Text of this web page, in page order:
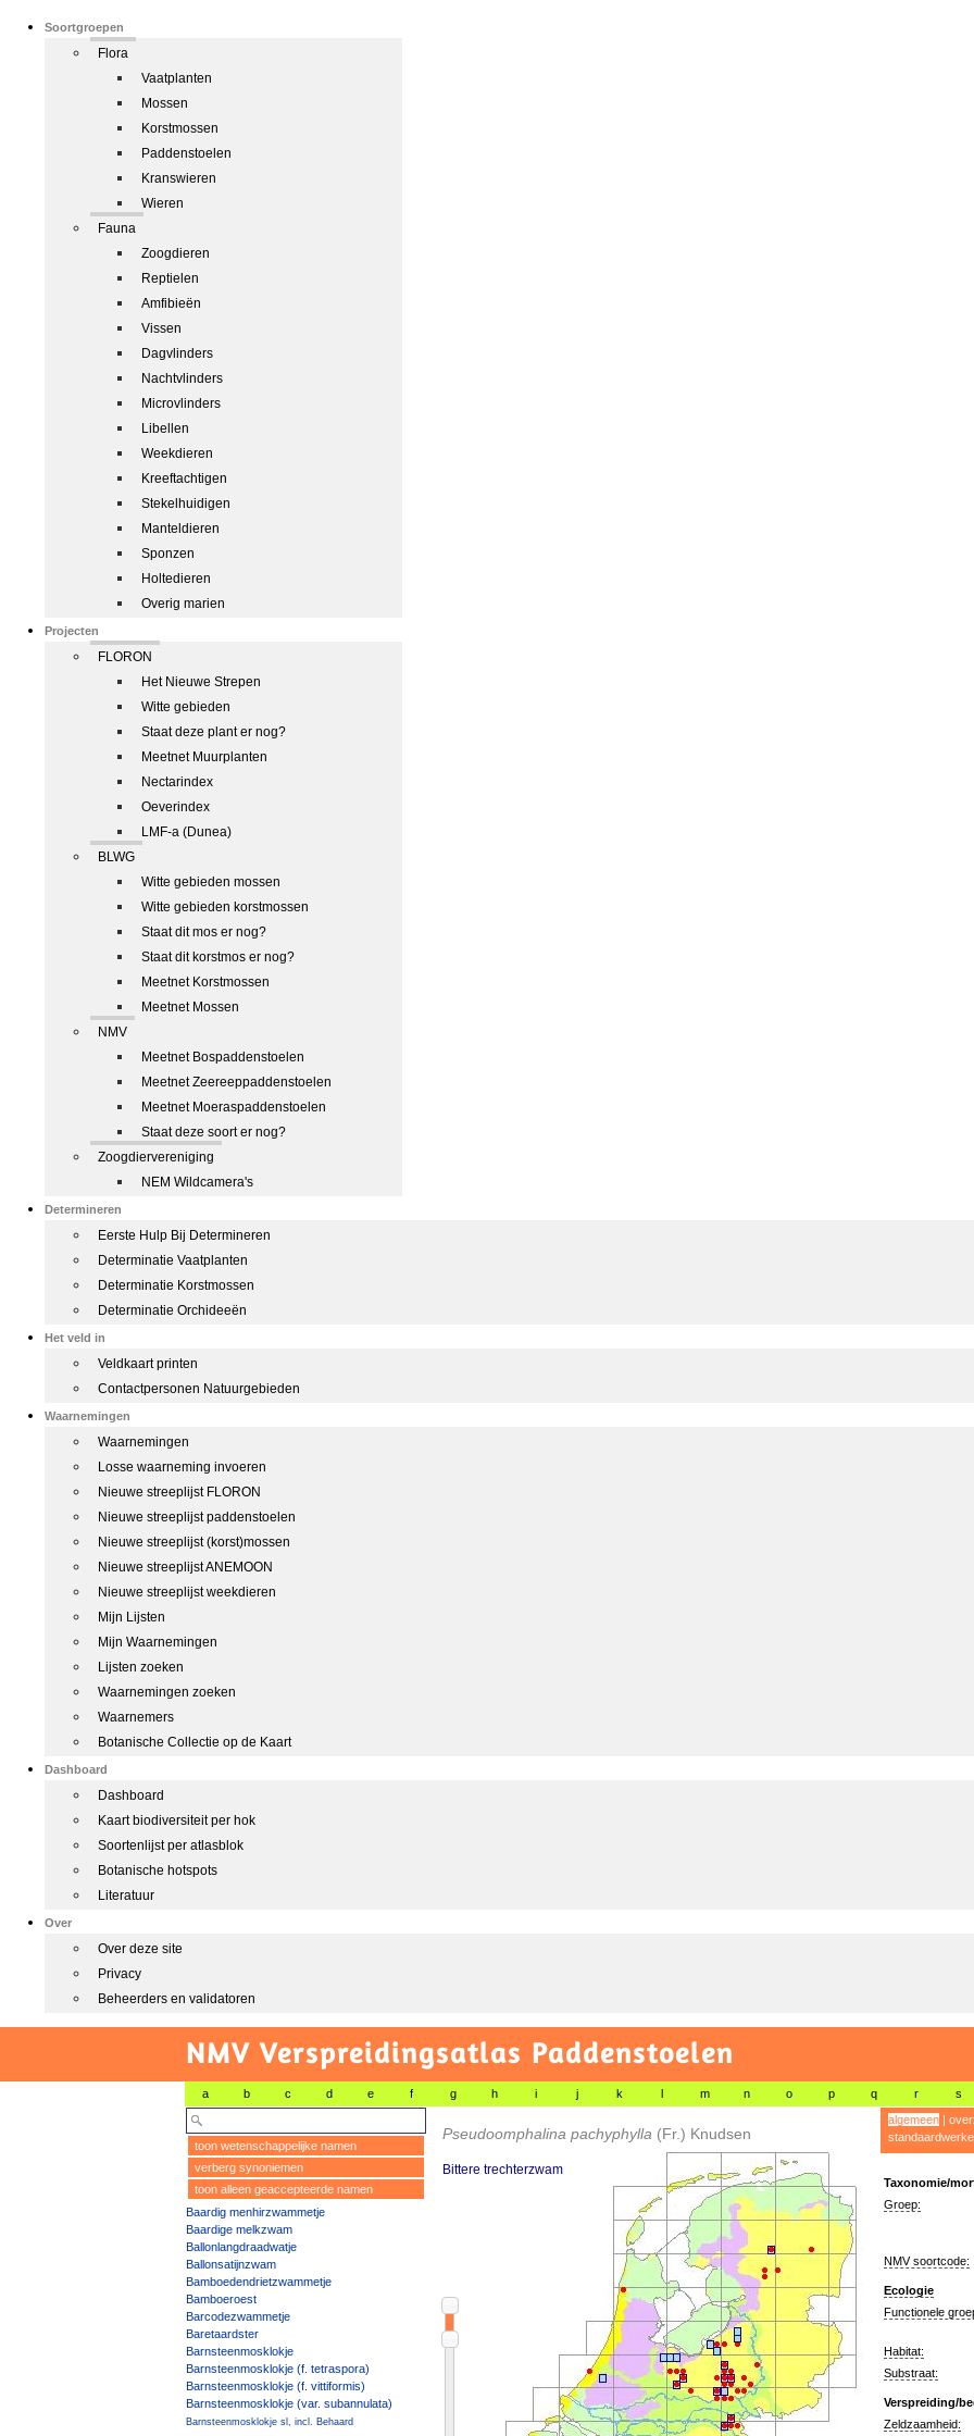
Soortgroepen
Flora
Vaatplanten
Mossen
Korstmossen
Paddenstoelen
Kranswieren
Wieren
Fauna
Zoogdieren
Reptielen
Amfibieën
Vissen
Dagvlinders
Nachtvlinders
Microvlinders
Libellen
Weekdieren
Kreeftachtigen
Stekelhuidigen
Manteldieren
Sponzen
Holtedieren
Overig marien
Projecten
FLORON
Het Nieuwe Strepen
Witte gebieden
Staat deze plant er nog?
Meetnet Muurplanten
Nectarindex
Oeverindex
LMF-a (Dunea)
BLWG
Witte gebieden mossen
Witte gebieden korstmossen
Staat dit mos er nog?
Staat dit korstmos er nog?
Meetnet Korstmossen
Meetnet Mossen
NMV
Meetnet Bospaddenstoelen
Meetnet Zeereeppaddenstoelen
Meetnet Moeraspaddenstoelen
Staat deze soort er nog?
Zoogdiervereniging
NEM Wildcamera's
Determineren
Eerste Hulp Bij Determineren
Determinatie Vaatplanten
Determinatie Korstmossen
Determinatie Orchideeën
Het veld in
Veldkaart printen
Contactpersonen Natuurgebieden
Waarnemingen
Waarnemingen
Losse waarneming invoeren
Nieuwe streeplijst FLORON
Nieuwe streeplijst paddenstoelen
Nieuwe streeplijst (korst)mossen
Nieuwe streeplijst ANEMOON
Nieuwe streeplijst weekdieren
Mijn Lijsten
Mijn Waarnemingen
Lijsten zoeken
Waarnemingen zoeken
Waarnemers
Botanische Collectie op de Kaart
Dashboard
Dashboard
Kaart biodiversiteit per hok
Soortenlijst per atlasblok
Botanische hotspots
Literatuur
Over
Over deze site
Privacy
Beheerders en validatoren
NMV Verspreidingsatlas Paddenstoelen
a b c d e f g h i j k l m n o p q r s
toon wetenschappelijke namen
verberg synoniemen
toon alleen geaccepteerde namen
Baardig menhirzwammetje
Baardige melkzwam
Ballonlangdraadwatje
Ballonsatijnzwam
Bamboedendrietzwammetje
Bamboeroest
Barcodezwammetje
Baretaardster
Barnsteenmosklokje
Barnsteenmosklokje (f. tetraspora)
Barnsteenmosklokje (f. vittiformis)
Barnsteenmosklokje (var. subannulata)
Barnsteenmosklokje sl, incl. Behaard
Pseudoomphalina pachyphylla (Fr.) Knudsen
Bittere trechterzwam
algemeen|
Taxonomie/
Groep:
NMV soortcode:
Ecologie
Functionele
Habitat:
Substraat:
Verspreiding/
Zeldzaamheid: